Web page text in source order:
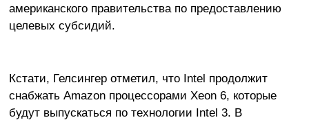
американского правительства по предоставлению
целевых субсидий.
Кстати, Гелсингер отметил, что Intel продолжит
снабжать Amazon процессорами Xeon 6, которые
будут выпускаться по технологии Intel 3. В